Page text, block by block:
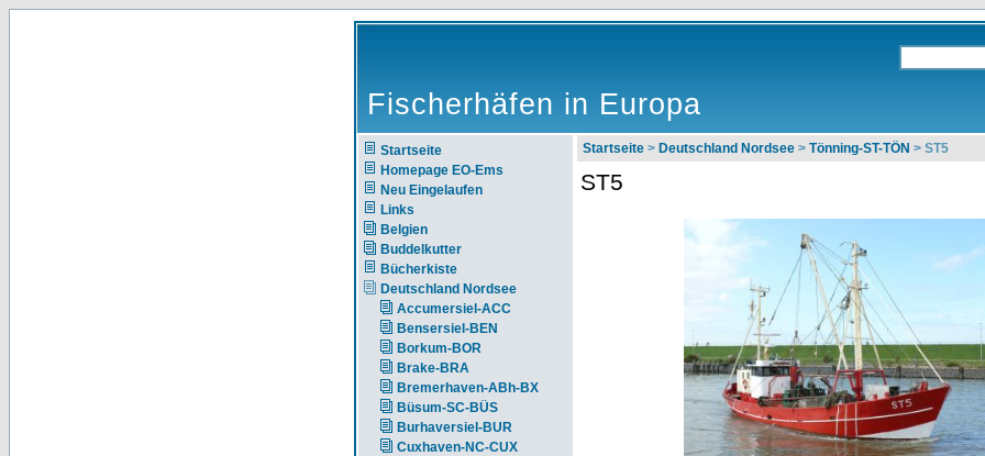
Fischerhäfen in Europa
Startseite
Homepage EO-Ems
Neu Eingelaufen
Links
Belgien
Buddelkutter
Bücherkiste
Deutschland Nordsee
Accumersiel-ACC
Bensersiel-BEN
Borkum-BOR
Brake-BRA
Bremerhaven-ABh-BX
Büsum-SC-BÜS
Burhaversiel-BUR
Cuxhaven-NC-CUX
Startseite > Deutschland Nordsee > Tönning-ST-TÖN > ST5
ST5